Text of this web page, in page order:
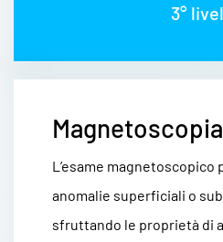
3°
Magnetoscopia
L’esame
anomalie superficiali o
sfruttando le proprietà di